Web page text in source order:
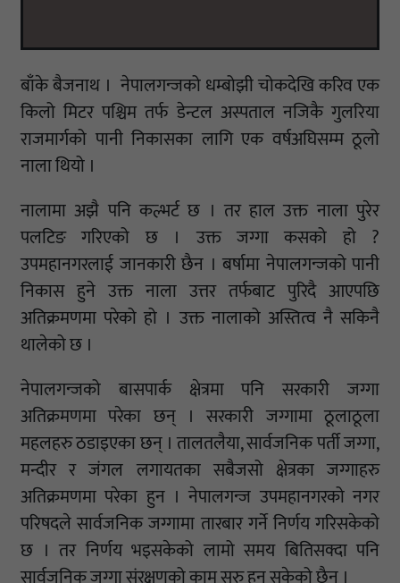
बाँके बैजनाथ । नेपालगन्जको धम्बोझी चोकदेखि करिव एक
किलो मिटर पश्चिम तर्फ डेन्टल अस्पताल नजिकै गुलरिया
राजमार्गको पानी निकासका लागि एक वर्षअघिसम्म ठूलो
नाला थियो ।
नालामा अझै पनि कल्भर्ट छ । तर हाल उक्त नाला पुरेर
पलटिङ गरिएको छ । उक्त जग्गा कसको हो ?
उपमहानगरलाई जानकारी छैन । बर्षामा नेपालगन्जको पानी
निकास हुने उक्त नाला उत्तर तर्फबाट पुरिदै आएपछि
अतिक्रमणमा परेको हो । उक्त नालाको अस्तित्व नै सकिनै
थालेको छ ।
नेपालगन्जको बासपार्क क्षेत्रमा पनि सरकारी जग्गा
अतिक्रमणमा परेका छन् । सरकारी जग्गामा ठूलाठूला
महलहरु ठडाइएका छन् । तालतलैया, सार्वजनिक पर्ती जग्गा,
मन्दीर र जंगल लगायतका सबैजसो क्षेत्रका जग्गाहरु
अतिक्रमणमा परेका हुन । नेपालगन्ज उपमहानगरको नगर
परिषदले सार्वजनिक जग्गामा तारबार गर्ने निर्णय गरिसकेको
छ । तर निर्णय भइसकेको लामो समय बितिसक्दा पनि